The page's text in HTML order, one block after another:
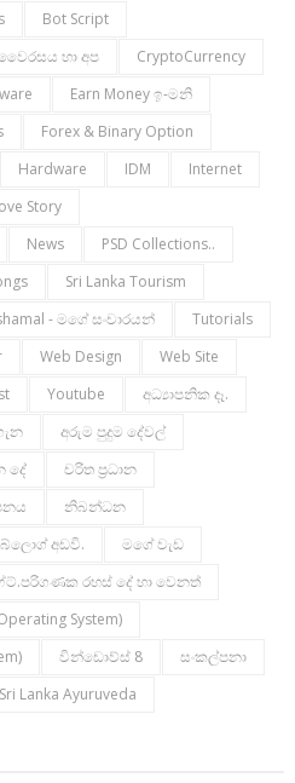
Bot Script
වෛරසය හා අප
CryptoCurrency
Earn Money ඉ-මනි
Forex & Binary Option
Hardware IDM
Internet
Story
News
PSD Collections..
Sri Lanka Tourism
- මගේ සංචාරයන්
Tutorials
Web Design
Web Site
Youtube
අධ්‍යාපනික දෑ.
අරුම පුදුම දේවල්
දේ
චරිත ප්‍රධාන
නිබන්ධන
බ්ලොග් අඩවි.
මගේ වැඩ
රහස් දේ හා වෙනත්
System)
වින්ඩොව්ස් 8
සංකල්පනා
Lanka Ayuruveda